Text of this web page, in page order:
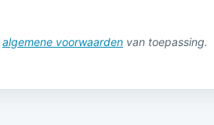
algemene voorwaarden van toepassing.